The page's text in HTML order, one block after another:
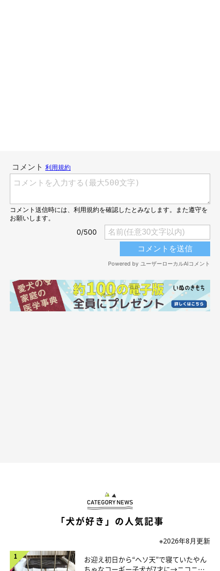
この投稿を見たフォロワーからは「かわいすぎ」「三兄弟みた
このときの状況について、飼い主さんにお話を伺いました。
大きさが揃うことで、ぬいぐるみっぽく見え
る？
「犬が好き」の人気記事
※2026年8月更新
お迎え初日から“ヘソ天”で寝ていたやん